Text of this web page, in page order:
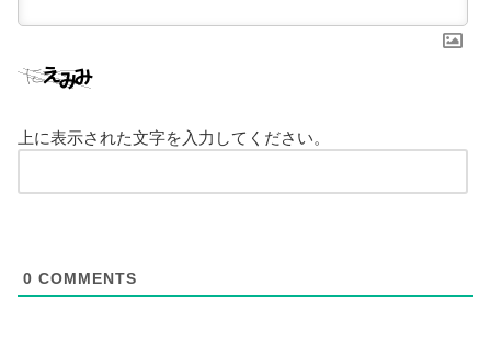
上に表示された文字を入力してください。
0 COMMENTS